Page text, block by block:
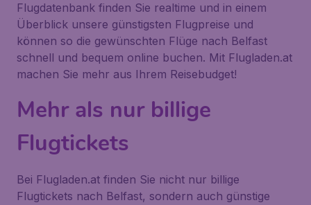
Flugdatenbank finden Sie realtime und in einem
Überblick unsere günstigsten Flugpreise und
können so die gewünschten Flüge nach Belfast
schnell und bequem online buchen. Mit Flugladen.at
machen Sie mehr aus Ihrem Reisebudget!
Mehr als nur billige
Flugtickets
Bei Flugladen.at finden Sie nicht nur billige
Flugtickets nach Belfast, sondern auch günstige